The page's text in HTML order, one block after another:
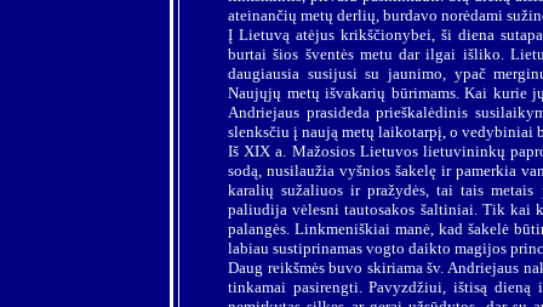
ateinančių metų derlių, burdavo norėdami
Į Lietuvą atėjus krikščionybei, ši diena
burtai šios šventės metu dar ilgai išliko.
daugiausia susijusi su jaunimo, ypač
Naujųjų metų išvakarių būrimams. Kai kurie
Andriejaus prasideda prieškalėdinis
slenksčiu į naują metų laikotarpį, o vedybiniai
Iš XIX a. Mažosios Lietuvos lietuvininkų
sodą, nusilaužia vyšnios šakelę ir pamerkia
karalių sužaliuos ir pražydės, tai tais
paliudija vėlesni tautosakos šaltiniai. Tik kai
palangės. Linkmeniškiai manė, kad šakelė
labiau sustiprinamas vogto daikto magijos
Daug reikšmės buvo skiriama šv. Andriejaus
tinkamai pasirengti. Pavyzdžiui, ištisą dieną